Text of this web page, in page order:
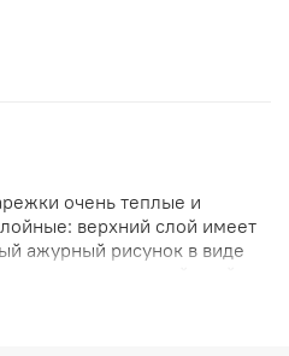
очень теплые и
верхний слой имеет
ажурный рисунок в виде
тепла, не имеет